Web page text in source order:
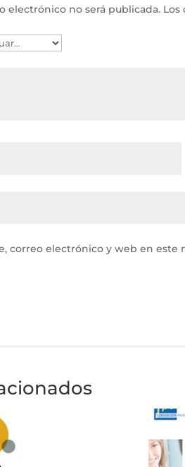
electrónico no será publicada. Los
correo electrónico y web en este